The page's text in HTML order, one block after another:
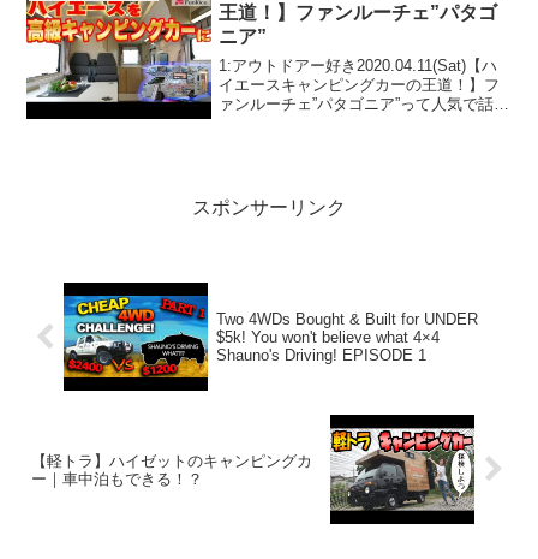
王道！】ファンルーチェ”パタゴ
ニア”
1:アウトドアー好き2020.04.11(Sat)【ハ
イエースキャンピングカーの王道！】フ
ァンルーチェ”パタゴニア”って人気で話題
スポンサーリンク
Two 4WDs Bought & Built for UNDER
$5k! You won't believe what 4×4
Shauno's Driving! EPISODE 1
【軽トラ】ハイゼットのキャンピングカ
ー｜車中泊もできる！？